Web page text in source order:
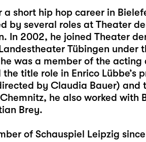
short hip hop career in
by several roles at Theater
In 2002, he joined Theater
Tübingen under
was a member of the
title role in Enrico Lübbe’s
by Claudia Bauer) and
he also worked with
Brey.
of Schauspiel Leipzig